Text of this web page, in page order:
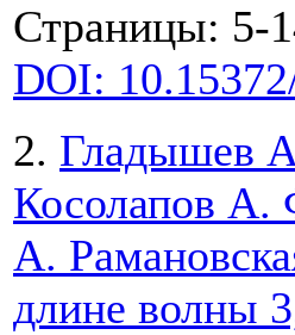
Страницы: 5-
DOI:
2. Гладышев
Косолапов
А.
длине волны